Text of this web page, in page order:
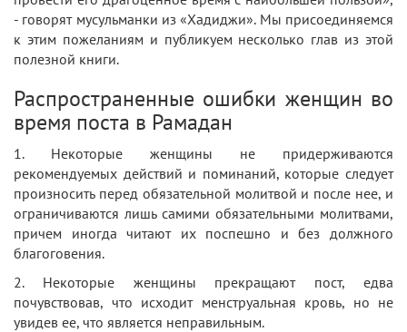
- говорят мусульманки из «Хадиджи». Мы присоединяемся
к этим пожеланиям и публикуем несколько глав из этой
полезной книги.
Распространенные ошибки женщин во
время поста в Рамадан
1. Некоторые женщины не придерживаются
рекомендуемых действий и поминаний, которые следует
произносить перед обязательной молитвой и после нее, и
ограничиваются лишь самими обязательными молитвами,
причем иногда читают их поспешно и без должного
благоговения.
2. Некоторые женщины прекращают пост, едва
почувствовав, что исходит менструальная кровь, но не
увидев ее, что является неправильным.